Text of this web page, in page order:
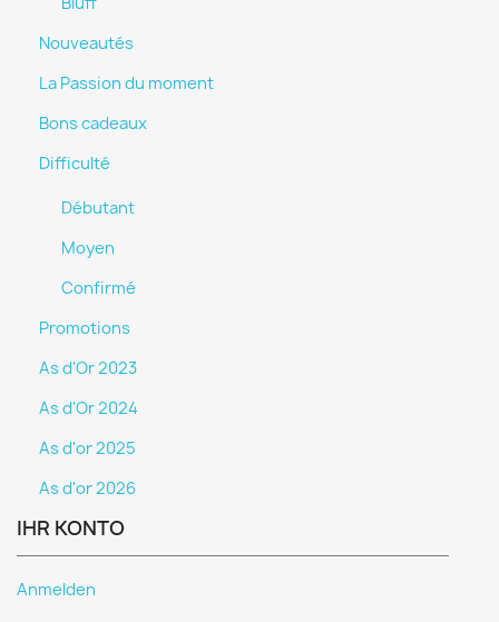
Nouveautés
La Passion du moment
Bons cadeaux
Difficulté
Débutant
Moyen
Confirmé
Promotions
As d'Or 2023
As d'Or 2024
As d'or 2025
As d'or 2026
IHR KONTO
Anmelden